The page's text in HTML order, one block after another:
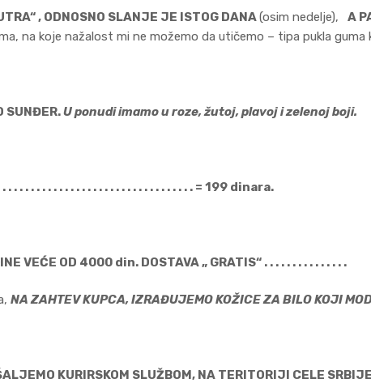
, ODNOSNO SLANJE JE ISTOG DANA(osim nedelje),
A
na koje nažalost mi ne možemo da utičemo – tipa pukla
SUNĐER.U ponudi imamo u roze, žutoj, plavoj i zelenoj boji.
. . . . . . . . . . . . . . . . . . . . . . . . . . . . . . . . = 199 dinara.
VEĆE OD 4000 din. DOSTAVA „ GRATIS“ . . . . . . . . . . . . . . .
NA ZAHTEV KUPCA, IZRAĐUJEMO KOŽICE ZA
KURIRSKOM SLUŽBOM, NA TERITORIJI CELE